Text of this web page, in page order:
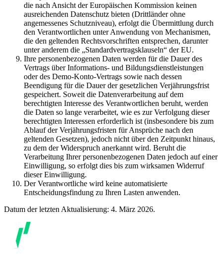
die nach Ansicht der Europäischen Kommission keinen
ausreichenden Datenschutz bieten (Drittländer ohne
angemessenes Schutzniveau), erfolgt die Übermittlung durch
den Verantwortlichen unter Anwendung von Mechanismen,
die den geltenden Rechtsvorschriften entsprechen, darunter
unter anderem die „Standardvertragsklauseln“ der EU.
Ihre personenbezogenen Daten werden für die Dauer des
Vertrags über Informations- und Bildungsdienstleistungen
oder des Demo-Konto-Vertrags sowie nach dessen
Beendigung für die Dauer der gesetzlichen Verjährungsfrist
gespeichert. Soweit die Datenverarbeitung auf dem
berechtigten Interesse des Verantwortlichen beruht, werden
die Daten so lange verarbeitet, wie es zur Verfolgung dieser
berechtigten Interessen erforderlich ist (insbesondere bis zum
Ablauf der Verjährungsfristen für Ansprüche nach den
geltenden Gesetzen), jedoch nicht über den Zeitpunkt hinaus,
zu dem der Widerspruch anerkannt wird. Beruht die
Verarbeitung Ihrer personenbezogenen Daten jedoch auf einer
Einwilligung, so erfolgt dies bis zum wirksamen Widerruf
dieser Einwilligung.
Der Verantwortliche wird keine automatisierte
Entscheidungsfindung zu Ihren Lasten anwenden.
Datum der letzten Aktualisierung: 4. März 2026.